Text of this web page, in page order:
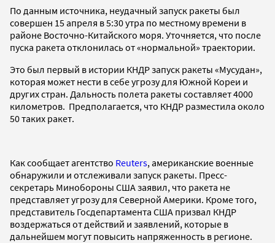
По данным источника, неудачный запуск ракеты был
совершен 15 апреля в 5:30 утра по местному времени в
районе Восточно-Китайского моря. Уточняется, что после
пуска ракета отклонилась от «нормальной» траектории.
Это был первый в истории КНДР запуск ракеты «Мусудан»,
которая может нести в себе угрозу для Южной Кореи и
других стран. Дальность полета ракеты составляет 4000
километров. Предполагается, что КНДР разместила около
50 таких ракет.
Как сообщает агентство Reuters, американские военные
обнаружили и отслеживали запуск ракеты. Пресс-
секретарь Минобороны США заявил, что ракета не
представляет угрозу для Северной Америки. Кроме того,
представитель Госдепартамента США призвал КНДР
воздержаться от действий и заявлений, которые в
дальнейшем могут повысить напряженность в регионе.